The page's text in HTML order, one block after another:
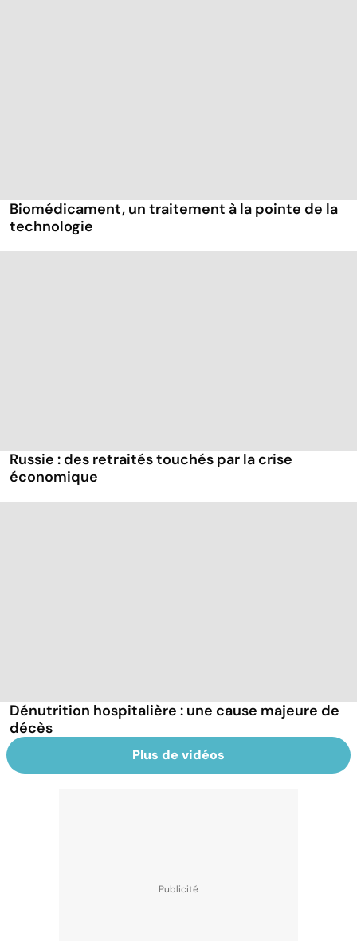
Biomédicament, un traitement à la pointe de la
technologie
Russie : des retraités touchés par la crise
économique
Dénutrition hospitalière : une cause majeure de
décès
Plus de vidéos